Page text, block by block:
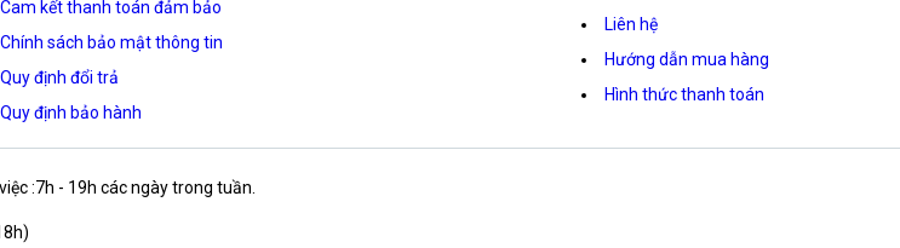
Cam kết thanh toán đảm bảo
Chính sách bảo mật thông tin
Quy định đổi trả
Quy định bảo hành
Liên hệ
Hướng dẫn mua hàng
Hình thức thanh toán
:7h - 19h các ngày trong tuần.